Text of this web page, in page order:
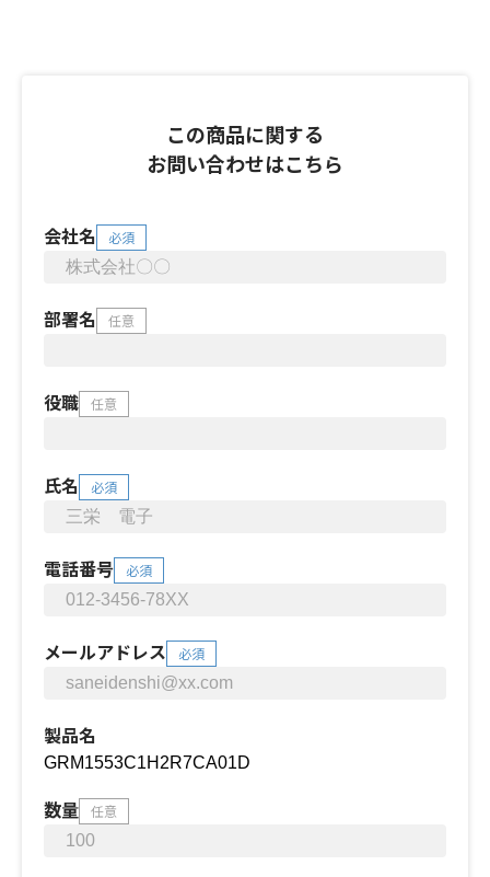
この商品に関する
お問い合わせはこちら
会社名 必須
部署名 任意
役職 任意
氏名 必須
電話番号 必須
メールアドレス 必須
製品名
数量 任意